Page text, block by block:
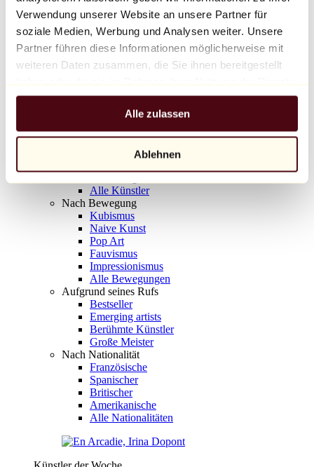
Verwendung unserer Website an unsere Partner für
soziale Medien, Werbung und Analysen weiter. Unsere
Partner führen diese Informationen möglicherweise mit
weiteren Daten zusammen, die Sie ihnen bereitgestellt
gesammelt haben.
Alle zulassen
Ablehnen
Balloon Dog (Orange)
Jeff Koons
10.000 €
Entdecken
Alle Bildhauer
Alle Fotografen
Alle Künstler
Nach Bewegung
Kubismus
Naive Kunst
Pop Art
Fauvismus
Impressionismus
Alle Bewegungen
Aufgrund seines Rufs
Bestseller
Emerging artists
Berühmte Künstler
Große Meister
Nach Nationalität
Französische
Spanischer
Britischer
Amerikanische
Alle Nationalitäten